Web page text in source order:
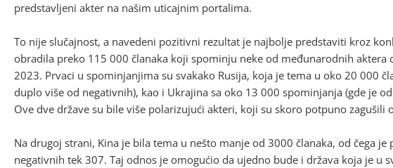
predstavljeni akter na našim uticajnim portalima.
To nije slučajnost, a navedeni pozitivni rezultat je najbolje predstaviti kroz
obradila preko 115 000 članaka koji spominju neke od međunarodnih aktera
2023. Prvaci u spominjanjima su svakako Rusija, koja je tema u oko 20 000
duplo više od negativnih), kao i Ukrajina sa oko 13 000 spominjanja (gde je
Ove dve države su bile više polarizujući akteri, koji su skoro potpuno zagušili
Na drugoj strani, Kina je bila tema u nešto manje od 3000 članaka, od čega
negativnih tek 307. Taj odnos je omogućio da ujedno bude i država koja je u